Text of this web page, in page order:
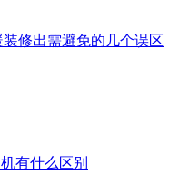
有什么区别